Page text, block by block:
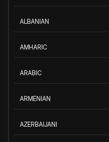
ALBANIAN
AMHARIC
ARABIC
ARMENIAN
AZERBAIJANI